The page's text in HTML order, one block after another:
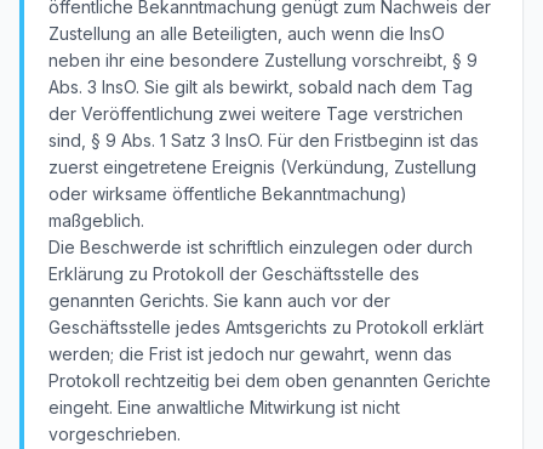
öffentliche Bekanntmachung genügt zum Nachweis der
Zustellung an alle Beteiligten, auch wenn die InsO
neben ihr eine besondere Zustellung vorschreibt, § 9
Abs. 3 InsO. Sie gilt als bewirkt, sobald nach dem Tag
der Veröffentlichung zwei weitere Tage verstrichen
sind, § 9 Abs. 1 Satz 3 InsO. Für den Fristbeginn ist das
zuerst eingetretene Ereignis (Verkündung, Zustellung
oder wirksame öffentliche Bekanntmachung)
maßgeblich.
Die Beschwerde ist schriftlich einzulegen oder durch
Erklärung zu Protokoll der Geschäftsstelle des
genannten Gerichts. Sie kann auch vor der
Geschäftsstelle jedes Amtsgerichts zu Protokoll erklärt
werden; die Frist ist jedoch nur gewahrt, wenn das
Protokoll rechtzeitig bei dem oben genannten Gerichte
eingeht. Eine anwaltliche Mitwirkung ist nicht
vorgeschrieben.